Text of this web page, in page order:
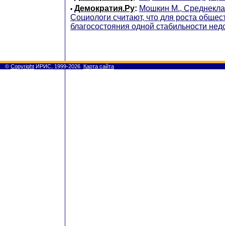
• Демократия.Ру: Мошкин М.,
Социологи считают, что для роста
благосостояния одной стабильности
© Copyright ИРИС, 1999-2026 Карта сайта